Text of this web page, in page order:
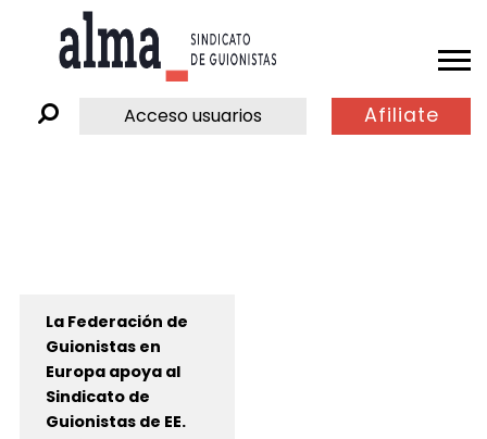
Acceso usuarios Afiliate
La Federación de
Guionistas en
Europa apoya al
Sindicato de
Guionistas de EE.